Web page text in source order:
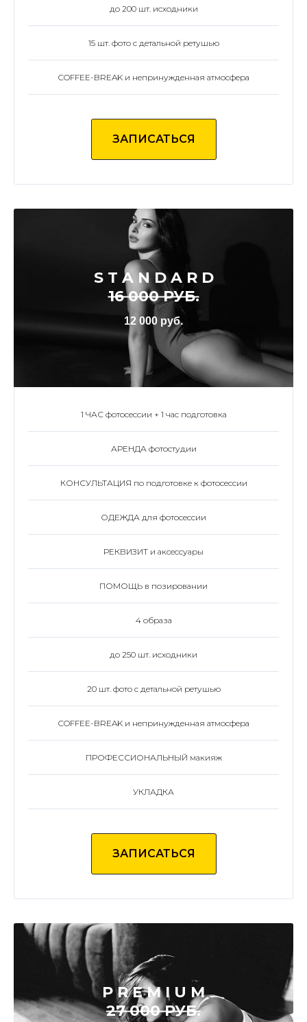
до 200 шт. исходники
15 шт. фото с детальной ретушью
COFFEE-BREAK и непринужденная атмосфера
ЗАПИСАТЬСЯ
S T A N D A R D
16 000 РУБ.
12 000 руб.
1 ЧАС фотосессии + 1 час подготовка
АРЕНДА фотостудии
КОНСУЛЬТАЦИЯ по подготовке к фотосессии
ОДЕЖДА для фотосессии
РЕКВИЗИТ и аксессуары
ПОМОЩЬ в позировании
4 образа
до 250 шт. исходники
20 шт. фото с детальной ретушью
COFFEE-BREAK и непринужденная атмосфера
ПРОФЕССИОНАЛЬНЫЙ макияж
УКЛАДКА
ЗАПИСАТЬСЯ
P R E M I U M
27 000 РУБ.